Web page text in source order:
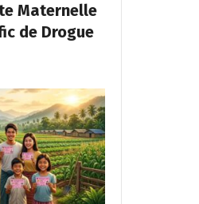
Maternelle
de Drogue